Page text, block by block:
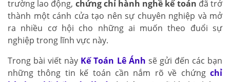
trường lao động, chứng chỉ hành nghề kế toán đã trở
thành một cánh cửa tạo nên sự chuyên nghiệp và mở
ra nhiều cơ hội cho những ai muốn theo đuổi sự
nghiệp trong lĩnh vực này.
Trong bài viết này Kế Toán Lê Ánh sẽ gửi đến các bạn
những thông tin kế toán cần nắm rõ về chứng chỉ